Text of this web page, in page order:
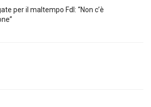
per il maltempo FdI: “Non c’è